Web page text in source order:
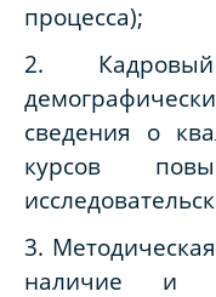
процесса);
2.
сведения о
курсов
3.
наличие и